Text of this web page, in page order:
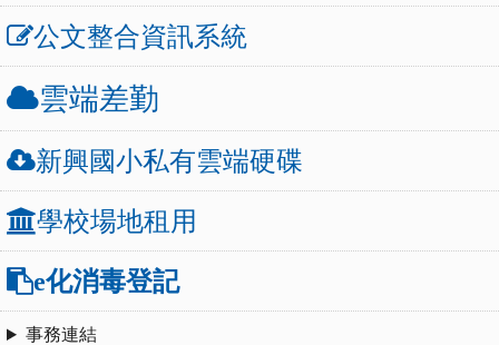
公文整合資訊系統
雲端差勤
新興國小私有雲端硬碟
學校場地租用
e化消毒登記
事務連結